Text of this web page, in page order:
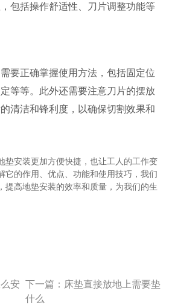
包括操作舒适性、刀片调整功能等
要正确掌握使用方法，包括固定位
等等。此外还需要注意刀片的摆放
清洁和锋利度，以确保切割效果和
垫安装更加方便快捷，也让工人的工作变
它的作用、优点、功能和使用技巧，我们
提高地垫安装的效率和质量，为我们的生
安 下一篇： 床垫直接放地上需要垫
什么